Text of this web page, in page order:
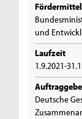
und
Laufzeit
1.9.2021-
Deutsche